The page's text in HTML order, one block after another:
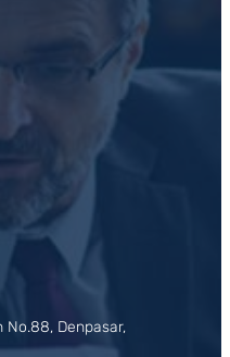
No.88, Denpasar,